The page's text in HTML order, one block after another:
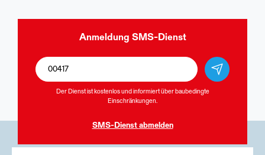
Anmeldung SMS-Dienst
Der Dienst ist kostenlos und informiert über baubedingte
Einschränkungen.
SMS-Dienst abmelden